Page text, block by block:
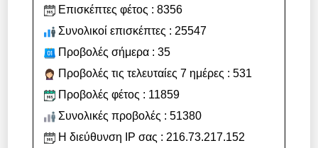
Επισκέπτες φέτος : 8356
Συνολικοί επισκέπτες : 25547
Προβολές σήμερα : 35
Προβολές τις τελευταίες 7 ημέρες : 531
Προβολές φέτος : 11859
Συνολικές προβολές : 51380
Η διεύθυνση IP σας : 216.73.217.152